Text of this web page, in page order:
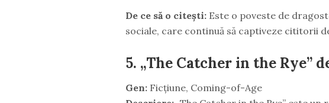
De ce să o citești:Este o poveste de
sociale, care continuă să captiveze cititorii
5. „The Catcher in the Rye”
Gen:Ficțiune, Coming-of-Age